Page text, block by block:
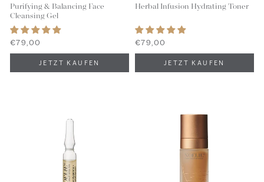
Purifying & Balancing Face
Cleansing Gel
€79,00
Herbal Infusion Hydrating Toner
€79,00